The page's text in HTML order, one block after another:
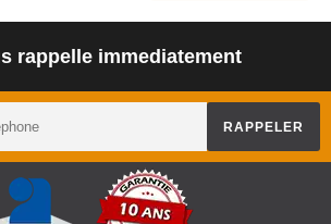
rappelle immediatement